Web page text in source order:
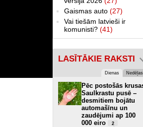
Gaismas auto (27)
Vai tiešām latvieši ir
komunisti? (41)
LASĪTĀKIE RAKSTI
Dienas Nedēļas
Pēc postošās
Saulkrastu pusē –
desmitiem bojātu
automašīnu un
zaudējumi ap 100
000 eiro
2